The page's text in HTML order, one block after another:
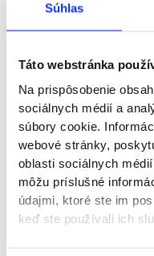
Súhlas
Táto webstránka
Na prispôsobenie
sociálnych médií a
súbory cookie.
webové stránky,
oblasti sociálnych
môžu príslušné
údajmi, ktoré ste im
keď ste používali ich
tieto podmienky upravujú
rafting s inštruktorom. 1.2.
potvrdzuje, že si tieto
nimi.
Predmet služby
2.1. Prevádzkovateľ
záchranných viest a
rekreačné splavy rieky
prevádzkovateľ